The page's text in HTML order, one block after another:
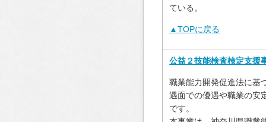
ている。
▲TOPに戻る
公益２技能検査検定支援
職業能力開発促進法に基
遇面での優遇や職業の安
です。